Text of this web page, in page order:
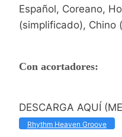
Español, Coreano,
(simplificado), Chino
Con acortadores:
DESCARGA AQUÍ
Rhythm Heaven Groove